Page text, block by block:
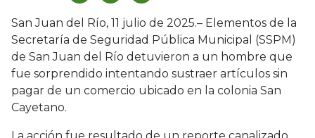
San Juan del Río, 11 julio de 2025.– Elementos de la
Secretaría de Seguridad Pública Municipal (SSPM)
de San Juan del Río detuvieron a un hombre que
fue sorprendido intentando sustraer artículos sin
pagar de un comercio ubicado en la colonia San
Cayetano.